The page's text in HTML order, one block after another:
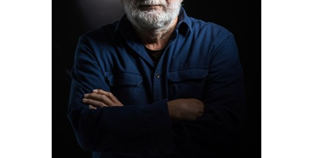
Zahraniční literatura Zdraví a životní styl
Všechny tituly